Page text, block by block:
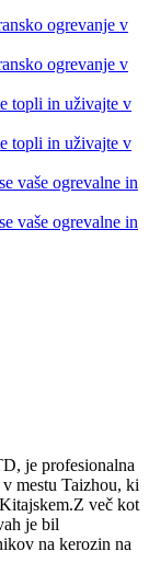
je profesionalna
mestu Taizhou, ki
več kot
je bil
na kerozin na